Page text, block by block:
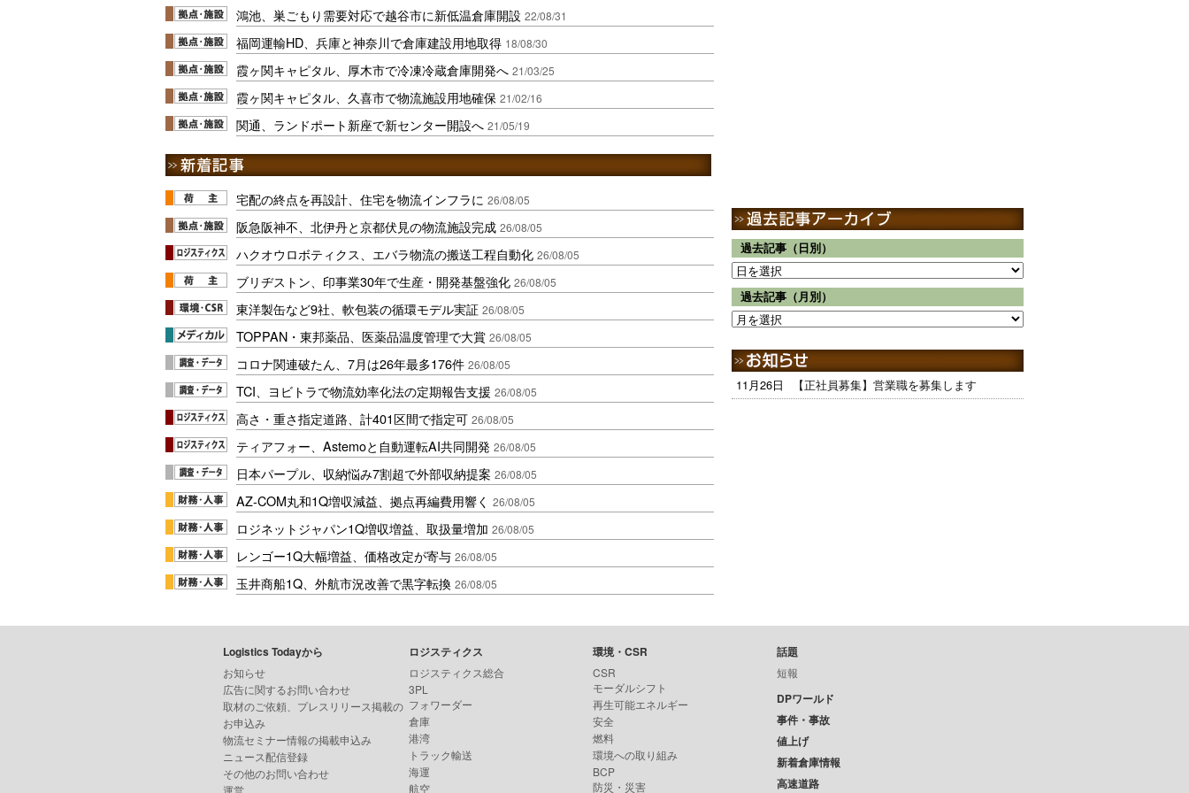
鴻池、巣ごもり需要対応で越谷市に新低温倉庫開設 22/08/31
福岡運輸HD、兵庫と神奈川で倉庫建設用地取得 18/08/30
霞ヶ関キャピタル、厚木市で冷凍冷蔵倉庫開発へ 21/03/25
霞ヶ関キャピタル、久喜市で物流施設用地確保 21/02/16
関通、ランドポート新座で新センター開設へ 21/05/19
宅配の終点を再設計、住宅を物流インフラに 26/08/05
阪急阪神不、北伊丹と京都伏見の物流施設完成 26/08/05
ハクオウロボティクス、エバラ物流の搬送工程自動化 26/08/05
ブリヂストン、印事業30年で生産・開発基盤強化 26/08/05
東洋製缶など9社、軟包装の循環モデル実証 26/08/05
TOPPAN・東邦薬品、医薬品温度管理で大賞 26/08/05
コロナ関連破たん、7月は26年最多176件 26/08/05
TCI、ヨビトラで物流効率化法の定期報告支援 26/08/05
高さ・重さ指定道路、計401区間で指定可 26/08/05
ティアフォー、Astemoと自動運転AI共同開発 26/08/05
日本パープル、収納悩み7割超で外部収納提案 26/08/05
AZ-COM丸和1Q増収減益、拠点再編費用響く 26/08/05
ロジネットジャパン1Q増収増益、取扱量増加 26/08/05
レンゴー1Q大幅増益、価格改定が寄与 26/08/05
玉井商船1Q、外航市況改善で黒字転換 26/08/05
過去記事（日別）
過去記事（月別）
11月26日 【正社員募集】営業職を募集します
Logistics Todayから
お知らせ
広告に関するお問い合わせ
取材のご依頼、プレスリリース掲載の
お申込み
物流セミナー情報の掲載申込み
ニュース配信登録
その他のお問い合わせ
運営
ロジスティクス
ロジスティクス総合
3PL
フォワーダー
倉庫
港湾
トラック輸送
海運
航空
環境・CSR
CSR
モーダルシフト
再生可能エネルギー
安全
燃料
環境への取り組み
BCP
防災・災害
話題
短報
DPワールド
事件・事故
値上げ
新着倉庫情報
高速道路